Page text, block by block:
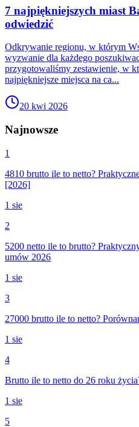
7 najpiękniejszych miast
odwiedzić
Odkrywanie regionu, w którym
wyzwanie dla każdego
przygotowaliśmy zestawienie, w
najpiękniejsze miejsca na ca...
20 kwi 2026
Najnowsze
1
4810 brutto ile to netto?
[2026]
1 sie
2
5200 netto ile to brutto?
umów 2026
1 sie
3
27000 brutto ile to netto?
1 sie
4
Brutto ile to netto do 26 roku
1 sie
5